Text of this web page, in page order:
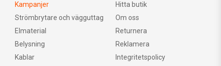
Kampanjer
Strömbrytare och vägguttag
Elmaterial
Belysning
Kablar
Hitta butik
Om oss
Returnera
Reklamera
Integritetspolicy